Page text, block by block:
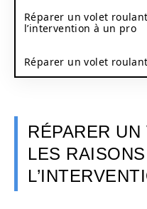
Réparer un volet
l’intervention à un pro
Réparer un volet
RÉPARER
LES